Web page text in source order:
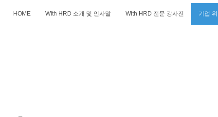
HOME With HRD 소개 및 인사말 With HRD 전문 강사진 기업